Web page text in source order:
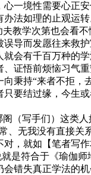
一境性需要心正
法如理的止观运
教学次第也会看不
导而发愿往来救
会有千百万种的
证悟前烦恼习气
秉持“来者不拒，
要结过缘，今生
（写手们）这类
无我没有直接关
，就如【笔者写
符合于《瑜伽师
错失真正学法的